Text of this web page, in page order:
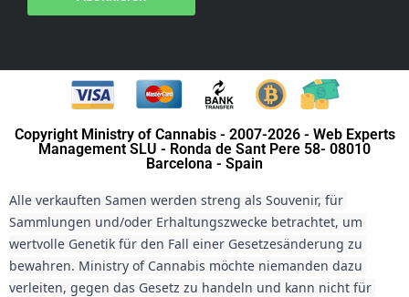
Copyright Ministry of Cannabis - 2007-2026 - Web Experts
Management SLU - Ronda de Sant Pere 58- 08010
Barcelona - Spain
Alle verkauften Samen werden streng als Souvenir, für
Sammlungen und/oder Erhaltungszwecke betrachtet, um
wertvolle Genetik für den Fall einer Gesetzesänderung zu
bewahren. Ministry of Cannabis möchte niemanden dazu
verleiten, gegen das Gesetz zu handeln und kann nicht für